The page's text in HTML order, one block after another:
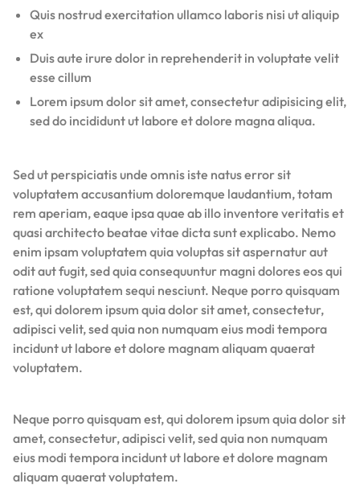
Quis nostrud exercitation ullamco laboris nisi ut aliquip
ex
Duis aute irure dolor in reprehenderit in voluptate velit
esse cillum
Lorem ipsum dolor sit amet, consectetur adipisicing elit,
sed do incididunt ut labore et dolore magna aliqua.
Sed ut perspiciatis unde omnis iste natus error sit
voluptatem accusantium doloremque laudantium, totam
rem aperiam, eaque ipsa quae ab illo inventore veritatis et
quasi architecto beatae vitae dicta sunt explicabo. Nemo
enim ipsam voluptatem quia voluptas sit aspernatur aut
odit aut fugit, sed quia consequuntur magni dolores eos qui
ratione voluptatem sequi nesciunt. Neque porro quisquam
est, qui dolorem ipsum quia dolor sit amet, consectetur,
adipisci velit, sed quia non numquam eius modi tempora
incidunt ut labore et dolore magnam aliquam quaerat
voluptatem.
Neque porro quisquam est, qui dolorem ipsum quia dolor sit
amet, consectetur, adipisci velit, sed quia non numquam
eius modi tempora incidunt ut labore et dolore magnam
aliquam quaerat voluptatem.